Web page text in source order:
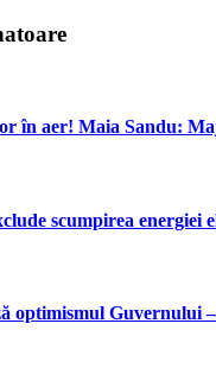
în aer! Maia Sandu:
scumpirea energiei
optimismul Guvernului